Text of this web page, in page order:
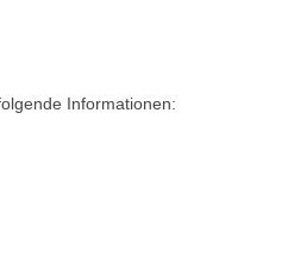
Informationen: